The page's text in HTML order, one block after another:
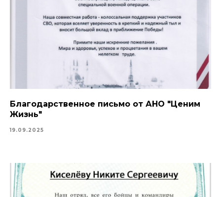
Благодарственное письмо от АНО "Ценим
Жизнь"
19.09.2025